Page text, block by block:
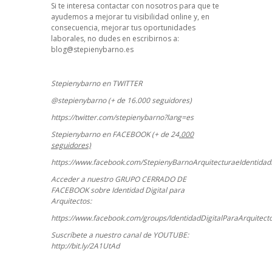
Si te interesa contactar con nosotros para que te
ayudemos a mejorar tu visibilidad online y, en
consecuencia, mejorar tus oportunidades
laborales, no dudes en escribirnos a:
blog@stepienybarno.es
Stepienybarno en TWITTER
@stepienybarno (+ de 16.000 seguidores)
https://twitter.com/stepienybarno?lang=es
Stepienybarno en FACEBOOK (+ de 24.000
seguidores)
https://www.facebook.com/
Acceder a nuestro GRUPO CERRADO DE
FACEBOOK sobre Identidad Digital para
Arquitectos:
https://www.facebook.com/groups/
Suscríbete a nuestro canal de YOUTUBE:
http://bit.ly/2A1UtAd